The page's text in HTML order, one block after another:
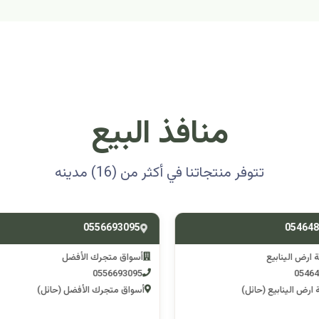
منافذ البيع
تتوفر منتجاتنا في أكثر من (16) مدينه
متجرك الأفضل
متجرك الأفضل (حائل)
0501314012
اسوق مكشات جو
0501314012
اسوق مكشات جو (الرصف)